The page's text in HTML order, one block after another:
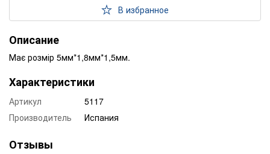
В избранное
Описание
Має розмір 5мм*1,8мм*1,5мм.
Характеристики
Артикул
5117
Производитель
Испания
Отзывы